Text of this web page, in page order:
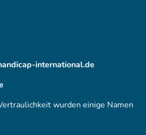
international.de
wurden einige Namen